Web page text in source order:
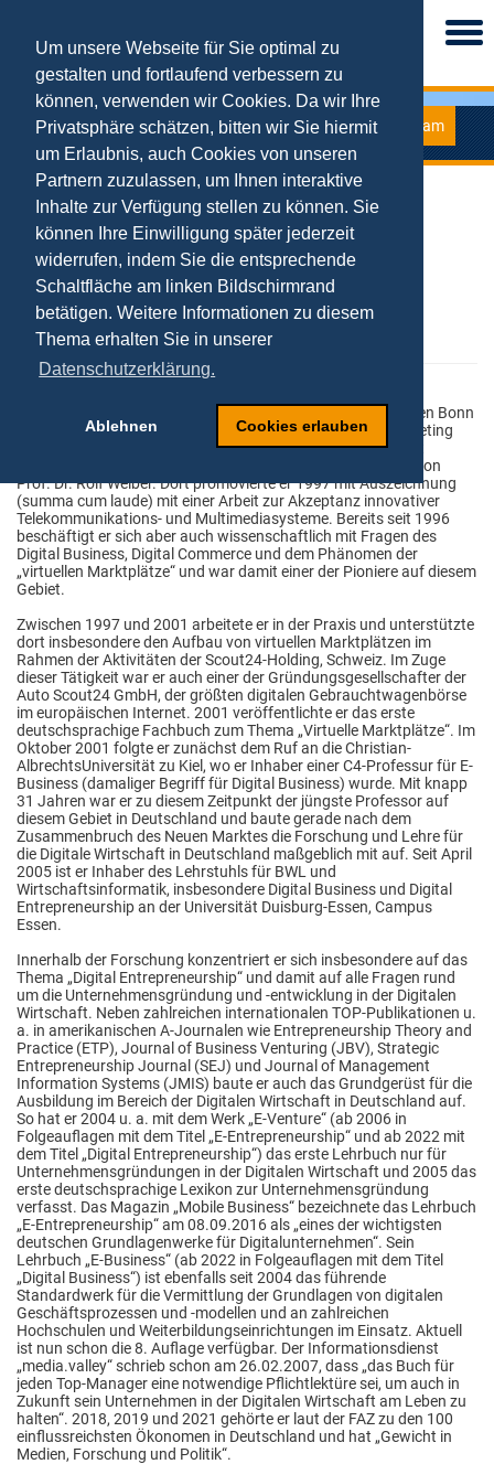
Um unsere Webseite für Sie optimal zu
gestalten und fortlaufend verbessern zu
können, verwenden wir Cookies. Da wir Ihre
Privatsphäre schätzen, bitten wir Sie hiermit
um Erlaubnis, auch Cookies von unseren
Partnern zuzulassen, um Ihnen interaktive
Inhalte zur Verfügung stellen zu können. Sie
können Ihre Einwilligung später jederzeit
widerrufen, indem Sie die entsprechende
Schaltfläche am linken Bildschirmrand
betätigen. Weitere Informationen zu diesem
Thema erhalten Sie in unserer
Datenschutzerklärung.
Ablehnen Cookies erlauben
Team
Univ.-Prof. Dr. Tobias Kollmann
Tel.: 0201 - 183 2884
Fax: 0201 - 183 2862
Kontaktformular
Raum: R09 R02 H27
Sprechstunde: montags, 14-15 Uhr
( Anmeldung per Mail erforderlich )
Univ.-Prof. Dr. Tobias Kollmann studierte an den Universitäten Bonn
und Trier Volkswirtschaftslehre mit dem Schwerpunkt Marketing
und wurde 1995 nach dem Abschluss zum Diplom-Volkswirt
wissenschaftlicher Mitarbeiter am Lehrstuhl für Marketing von
Prof. Dr. Rolf Weiber. Dort promovierte er 1997 mit Auszeichnung
(summa cum laude) mit einer Arbeit zur Akzeptanz innovativer
Telekommunikations- und Multimediasysteme. Bereits seit 1996
beschäftigt er sich aber auch wissenschaftlich mit Fragen des
Digital Business, Digital Commerce und dem Phänomen der
„virtuellen Marktplätze“ und war damit einer der Pioniere auf diesem
Gebiet.
Zwischen 1997 und 2001 arbeitete er in der Praxis und unterstützte
dort insbesondere den Aufbau von virtuellen Marktplätzen im
Rahmen der Aktivitäten der Scout24-Holding, Schweiz. Im Zuge
dieser Tätigkeit war er auch einer der Gründungsgesellschafter der
Auto Scout24 GmbH, der größten digitalen Gebrauchtwagenbörse
im europäischen Internet. 2001 veröffentlichte er das erste
deutschsprachige Fachbuch zum Thema „Virtuelle Marktplätze“. Im
Oktober 2001 folgte er zunächst dem Ruf an die Christian-
AlbrechtsUniversität zu Kiel, wo er Inhaber einer C4-Professur für E-
Business (damaliger Begriff für Digital Business) wurde. Mit knapp
31 Jahren war er zu diesem Zeitpunkt der jüngste Professor auf
diesem Gebiet in Deutschland und baute gerade nach dem
Zusammenbruch des Neuen Marktes die Forschung und Lehre für
die Digitale Wirtschaft in Deutschland maßgeblich mit auf. Seit April
2005 ist er Inhaber des Lehrstuhls für BWL und
Wirtschaftsinformatik, insbesondere Digital Business und Digital
Entrepreneurship an der Universität Duisburg-Essen, Campus
Essen.
Innerhalb der Forschung konzentriert er sich insbesondere auf das
Thema „Digital Entrepreneurship“ und damit auf alle Fragen rund
um die Unternehmensgründung und -entwicklung in der Digitalen
Wirtschaft. Neben zahlreichen internationalen TOP-Publikationen u.
a. in amerikanischen A-Journalen wie Entrepreneurship Theory and
Practice (ETP), Journal of Business Venturing (JBV), Strategic
Entrepreneurship Journal (SEJ) und Journal of Management
Information Systems (JMIS) baute er auch das Grundgerüst für die
Ausbildung im Bereich der Digitalen Wirtschaft in Deutschland auf.
So hat er 2004 u. a. mit dem Werk „E-Venture“ (ab 2006 in
Folgeauflagen mit dem Titel „E-Entrepreneurship“ und ab 2022 mit
dem Titel „Digital Entrepreneurship“) das erste Lehrbuch nur für
Unternehmensgründungen in der Digitalen Wirtschaft und 2005 das
erste deutschsprachige Lexikon zur Unternehmensgründung
verfasst. Das Magazin „Mobile Business“ bezeichnete das Lehrbuch
„E-Entrepreneurship“ am 08.09.2016 als „eines der wichtigsten
deutschen Grundlagenwerke für Digitalunternehmen“. Sein
Lehrbuch „E-Business“ (ab 2022 in Folgeauflagen mit dem Titel
„Digital Business“) ist ebenfalls seit 2004 das führende
Standardwerk für die Vermittlung der Grundlagen von digitalen
Geschäftsprozessen und -modellen und an zahlreichen
Hochschulen und Weiterbildungseinrichtungen im Einsatz. Aktuell
ist nun schon die 8. Auflage verfügbar. Der Informationsdienst
„media.valley“ schrieb schon am 26.02.2007, dass „das Buch für
jeden Top-Manager eine notwendige Pflichtlektüre sei, um auch in
Zukunft sein Unternehmen in der Digitalen Wirtschaft am Leben zu
halten“. 2018, 2019 und 2021 gehörte er laut der FAZ zu den 100
einflussreichsten Ökonomen in Deutschland und hat „Gewicht in
Medien, Forschung und Politik“.